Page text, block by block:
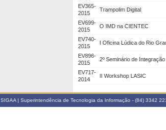
EV365-
2015
Trampolim Digital
EV699-
2015
O IMD na CIENTEC
EV740-
2015
I Oficina Lúdica do Rio
EV896-
2015
2º Seminário de Integração
EV717-
2014
II Workshop LASIC
SIGAA | Superintendência de Tecnologia da Informação - (84) 3342